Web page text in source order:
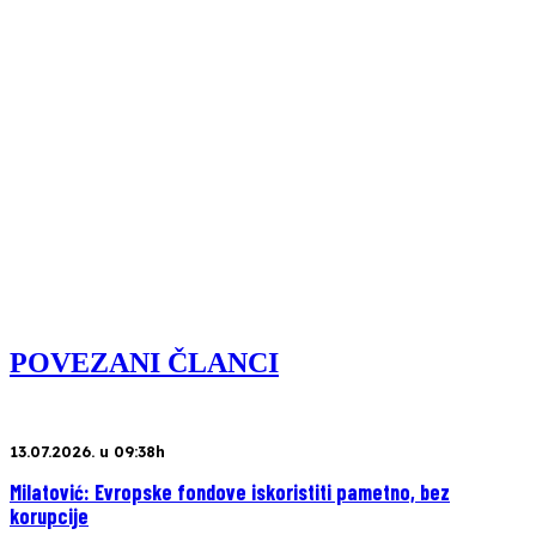
POVEZANI ČLANCI
13.07.2026. u 09:38h
Milatović: Evropske fondove iskoristiti pametno, bez
korupcije